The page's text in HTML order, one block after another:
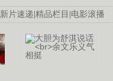
新片速递 精品栏目 电影滚播